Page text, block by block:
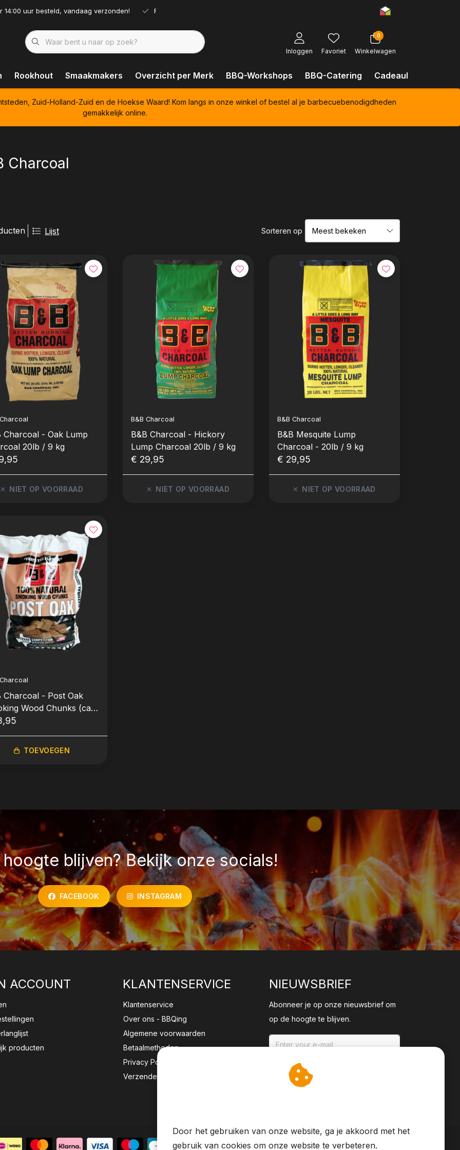
14:00 uur besteld, vandaag verzonden! Ruim assortiment!
Inloggen Favoriet
0
Winkelwagen
Rookhout Smaakmakers Overzicht per Merk BBQ-Workshops BBQ-Catering Cadeaubonnen
Zuid-Holland-Zuid en de Hoekse Waard! Kom langs in onze winkel of bestel al je barbecuebenodigdheden
gemakkelijk online.
Charcoal
Lijst Sorteren op
Charcoal - Oak Lump
20lb / 9 kg
NIET OP VOORRAAD
B&B Charcoal
B&B Charcoal - Hickory
Lump Charcoal 20lb / 9 kg
€ 29,95
NIET OP VOORRAAD
B&B Charcoal
B&B Mesquite Lump
Charcoal - 20lb / 9 kg
€ 29,95
NIET OP VOORRAAD
Charcoal - Post Oak
Wood Chunks (ca.
TOEVOEGEN
hoogte blijven? Bekijk onze socials!
FACEBOOK INSTAGRAM
ACCOUNT
producten
KLANTENSERVICE
Klantenservice
Over ons - BBQing
Algemene voorwaarden
Betaalmethoden
Privacy Policy
Verzenden & retourneren
NIEUWSBRIEF
Abonneer je op onze nieuwsbrief om
op de hoogte te blijven.
ABONNEER
Door het gebruiken van onze website, ga je akkoord met het
gebruik van cookies om onze website te verbeteren.